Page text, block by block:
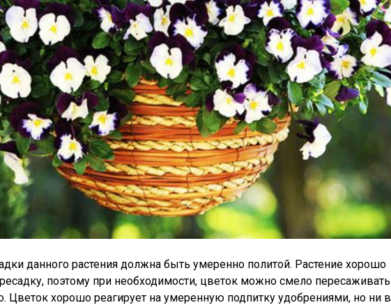
данного растения должна быть умеренно политой. Растение хорошо
поэтому при необходимости, цветок можно смело пересаживать
Цветок хорошо реагирует на умеренную подпитку удобрениями, но ни в